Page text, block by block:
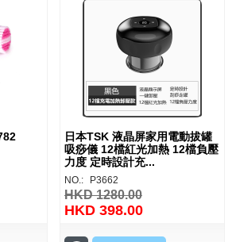
日本TSK 液晶屏家用電動拔罐
吸痧儀 12檔紅光加熱 12檔負壓
力度 定時設計充...
NO.: P3662
HKD 1280.00
HKD 398.00